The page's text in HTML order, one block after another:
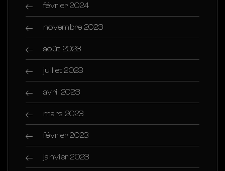
février 2024
novembre 2023
août 2023
juillet 2023
avril 2023
mars 2023
février 2023
janvier 2023